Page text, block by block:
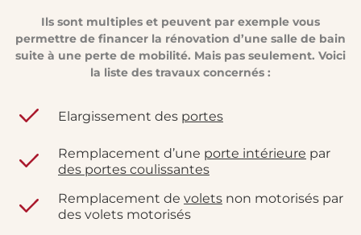
Ils sont multiples et peuvent par exemple vous
permettre de financer la rénovation d’une salle de bain
suite à une perte de mobilité. Mais pas seulement. Voici
la liste des travaux concernés :
Elargissement des portes
Remplacement d’une porte intérieure par
des portes coulissantes
Remplacement de volets non motorisés par
des volets motorisés